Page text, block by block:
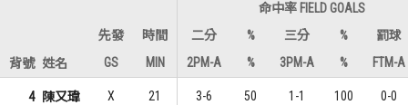
命中率 FIELD GOALS
先發
時間 二分 % 三分 %
罰球
背號 姓名 GS MIN 2PM-A % 3PM-A % FTM-A
4 陳又瑋 X 21 3-6 50 1-1 100 0-0